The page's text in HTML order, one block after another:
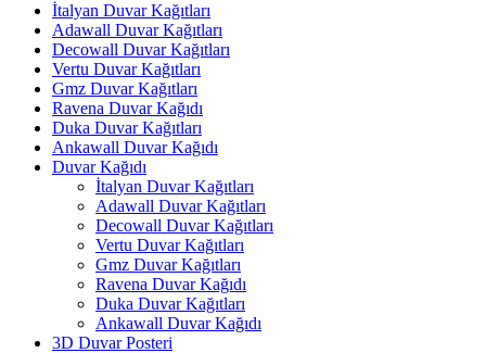
İtalyan Duvar Kağıtları
Adawall Duvar Kağıtları
Decowall Duvar Kağıtları
Vertu Duvar Kağıtları
Gmz Duvar Kağıtları
Ravena Duvar Kağıdı
Duka Duvar Kağıtları
Ankawall Duvar Kağıdı
Duvar Kağıdı
İtalyan Duvar Kağıtları
Adawall Duvar Kağıtları
Decowall Duvar Kağıtları
Vertu Duvar Kağıtları
Gmz Duvar Kağıtları
Ravena Duvar Kağıdı
Duka Duvar Kağıtları
Ankawall Duvar Kağıdı
3D Duvar Posteri